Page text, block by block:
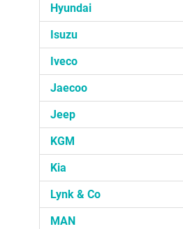
Hyundai
Isuzu
Iveco
Jaecoo
Jeep
KGM
Kia
Lynk & Co
MAN